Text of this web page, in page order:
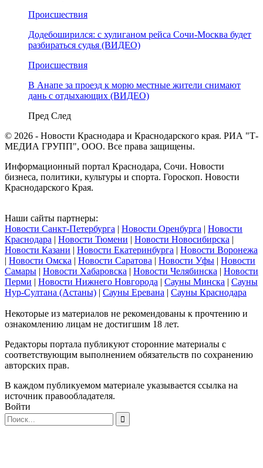
Происшествия
Додебоширился: с хулиганом рейса Сочи-Москва будет
разбираться судья (ВИДЕО)
Происшествия
В Анапе за проезд к морю местные жители снимают
дань с отдыхающих (ВИДЕО)
Пред След
© 2026 - Новости Краснодара и Краснодарского края. РИА "Т-
МЕДИА ГРУПП", ООО. Все права защищены.
Информационный портал Краснодара, Сочи. Новости
бизнеса, политики, культуры и спорта. Гороскоп. Новости
Краснодарского Края.
Наши сайты партнеры:
Новости Санкт-Петербурга | Новости Оренбурга | Новости
Краснодара | Новости Тюмени | Новости Новосибирска |
Новости Казани | Новости Екатеринбурга | Новости Воронежа
| Новости Омска | Новости Саратова | Новости Уфы | Новости
Самары | Новости Хабаровска | Новости Челябинска | Новости
Перми | Новости Нижнего Новгорода | Сауны Минска | Сауны
Нур-Султана (Астаны) | Сауны Еревана | Сауны Краснодара
Некоторые из материалов не рекомендованы к прочтению и
ознакомлению лицам не достигшим 18 лет.
Редакторы портала публикуют сторонние материалы с
соответствующим выполнением обязательств по сохранению
авторских прав.
В каждом публикуемом материале указывается ссылка на
источник правообладателя.
Войти